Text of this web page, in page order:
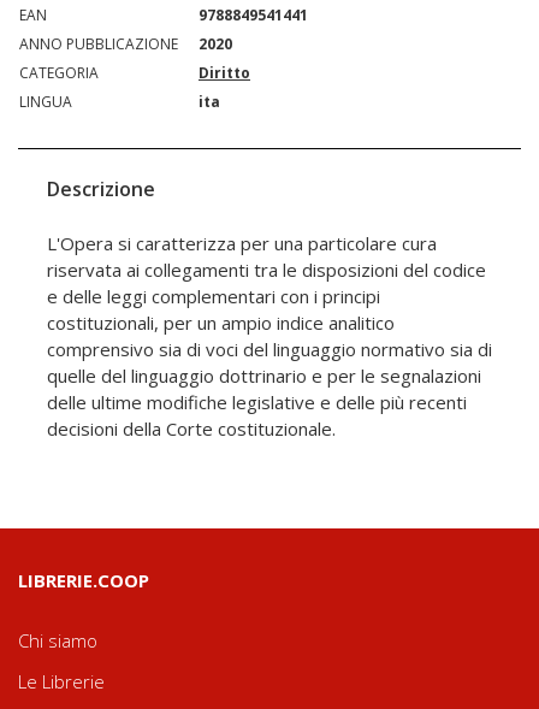
EAN
9788849541441
ANNO PUBBLICAZIONE
2020
CATEGORIA
Diritto
LINGUA
ita
Descrizione
L'Opera si caratterizza per una particolare cura
riservata ai collegamenti tra le disposizioni del codice
e delle leggi complementari con i principi
costituzionali, per un ampio indice analitico
comprensivo sia di voci del linguaggio normativo sia di
quelle del linguaggio dottrinario e per le segnalazioni
delle ultime modifiche legislative e delle più recenti
decisioni della Corte costituzionale.
LIBRERIE.COOP
Chi siamo
Le Librerie